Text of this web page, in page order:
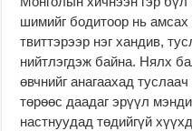
шимийг бодитоор нь
твиттэрээр нэг хандив,
нийтлэгдэж байна. Нялх
өвчнийг анагаахад
төрөөс даадаг эрүүл
настнуудад төдийгүй